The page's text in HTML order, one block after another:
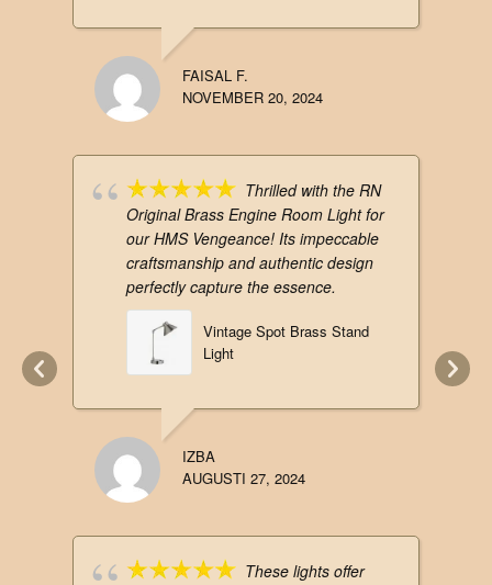
FAISAL F.
NOVEMBER 20, 2024
Thrilled with the RN
Original Brass Engine Room Light for
our HMS Vengeance! Its impeccable
craftsmanship and authentic design
perfectly capture the essence.
Vintage Spot Brass Stand
Light
IZBA
AUGUSTI 27, 2024
These lights offer